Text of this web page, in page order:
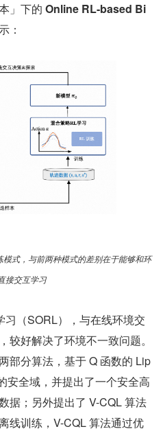
」下的 Online RL-based Bi
：
式，与前两种模式的差别在于能够和环
接交互学习
（SORL），与在线环境交
好解决了环境不一致问题。
部分算法，基于 Q 函数的 Lip
安全域，并提出了一个安全高
据；另外提出了 V-CQL 算法
线训练，V-CQL 算法通过优